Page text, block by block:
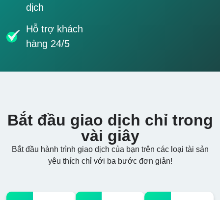
dịch
Hỗ trợ khách
hàng 24/5
Bắt đầu giao dịch chỉ trong
vài giây
Bắt đầu hành trình giao dịch của bạn trên các loại tài sản
yêu thích chỉ với ba bước đơn giản!